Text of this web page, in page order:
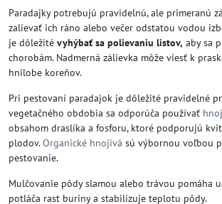
Paradajky potrebujú pravidelnú, ale primeranú
zalievať ich ráno alebo večer odstatou vodou
je dôležité vyhýbať sa polievaniu listov, aby sa
chorobám. Nadmerná zálievka môže viesť k
hnilobe koreňov.
Pri pestovaní paradajok je dôležité pravidelné
vegetačného obdobia sa odporúča používať
obsahom draslíka a fosforu, ktoré podporujú
plodov.Organické hnojivá sú výbornou voľbou
pestovanie.
Mulčovanie pôdy slamou alebo trávou pomáha
potláča rast buriny a stabilizuje teplotu pôdy.